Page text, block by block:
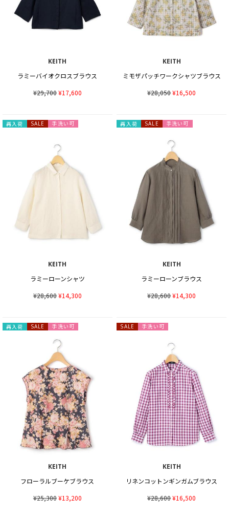
KEITH
ラミーバイオクロスブラウス
¥29,700¥17,600
KEITH
ミモザパッチワークシャツブラウス
¥28,050¥16,500
再入荷 SALE 手洗い可
KEITH
ラミーローンシャツ
¥28,600¥14,300
再入荷 SALE 手洗い可
KEITH
ラミーローンブラウス
¥28,600¥14,300
再入荷 SALE 手洗い可
KEITH
フローラルブーケブラウス
¥25,300¥13,200
SALE 手洗い可
KEITH
リネンコットンギンガムブラウス
¥28,600¥16,500